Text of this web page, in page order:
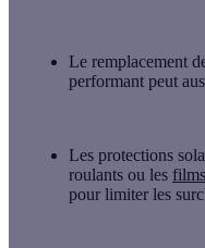
Le remplacement
performant peut
Les protections
roulants ou les
pour limiter les